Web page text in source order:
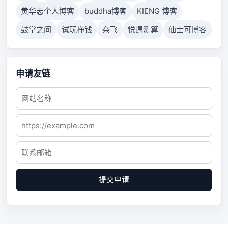
黄华志个人博客
buddha博客
KIENG 博客
鼓掌之间
试玩挣钱 奈飞 悦遇测算 仙士可博客
申请友链
提交申请